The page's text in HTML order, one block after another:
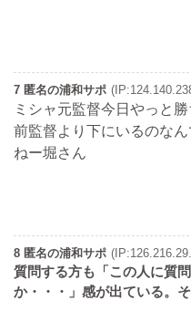
7 匿名の浦和サポ
ミシャ元監督今日やっと
前監督より下にいるのなん
ねー堀さん
8 匿名の浦和サポ
質問する方も「この人に質
か・・・」感が出ている。